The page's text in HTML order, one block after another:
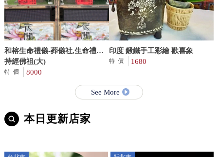
和榕生命禮儀-葬儀社,生命禮儀
公司,高雄葬儀社,高雄生命禮儀
公司,前鎮區葬儀社,前鎮區生命
持經佛祖(大)
特價 8000
印度 鍛鐵手工彩繪 歡喜象
特價 1680
See More
本日更新店家